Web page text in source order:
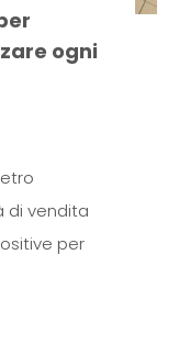
ogni
di vendita
per